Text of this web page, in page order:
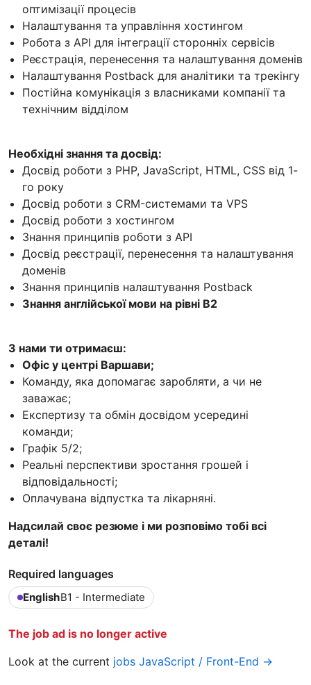
оптимізації процесів
Налаштування та управління хостингом
Робота з API для інтеграції сторонніх сервісів
Реєстрація, перенесення та налаштування доменів
Налаштування Postback для аналітики та трекінгу
Постійна комунікація з власниками компанії та
технічним відділом
Необхідні знання та досвід:
Досвід роботи з PHP, JavaScript, HTML, CSS від 1-
го року
Досвід роботи з CRM-системами та VPS
Досвід роботи з хостингом
Знання принципів роботи з API
Досвід реєстрації, перенесення та налаштування
доменів
Знання принципів налаштування Postback
Знання англійської мови на рівні В2
З нами ти отримаєш:
Офіс у центрі Варшави;
Команду, яка допомагає заробляти, а чи не
заважає;
Експертизу та обмін досвідом усередині
команди;
Графік 5/2;
Реальні перспективи зростання грошей і
відповідальності;
Оплачувана відпустка та лікарняні.
Надсилай своє резюме і ми розповімо тобі всі
деталі!
Required languages
EnglishB1 - Intermediate
The job ad is no longer active
Look at the current jobs JavaScript / Front-End →